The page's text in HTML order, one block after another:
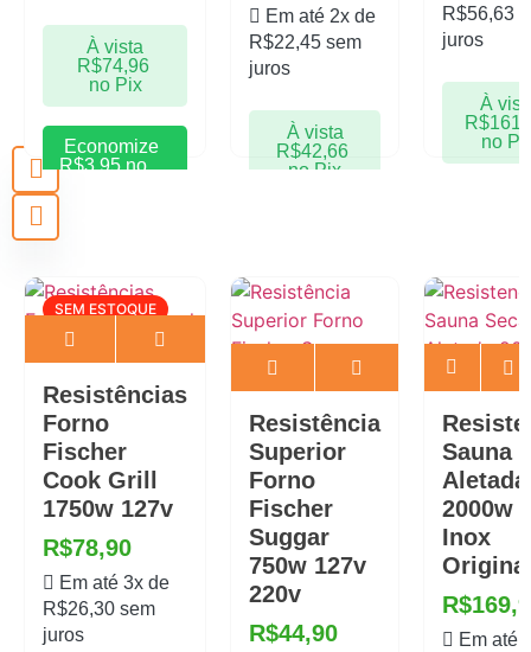
À vista
R$74,96
no Pix
Economize
R$3,95no
Pix
Em até 2x de
R$22,45 sem
juros
À vista
R$42,66
no Pix
R$56,63
juros
À
R$
no
SEM ESTOQUE
Resistências
Forno
Fischer
Cook Grill
1750w 127v
R$78,90
Em até 3x de
R$26,30 sem
juros
Resistência
Superior
Forno
Fischer
Suggar
750w 127v
220v
R$44,90
Sauna
Aletada
2000w
Inox
R$
Em até